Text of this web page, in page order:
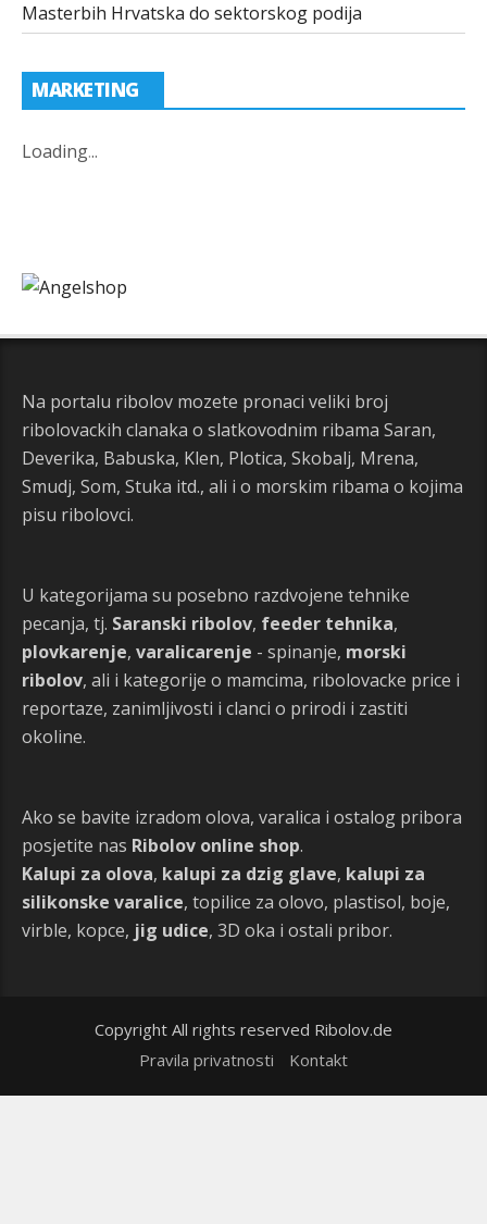
Masterbih Hrvatska do sektorskog podija
MARKETING
Loading...
Na portalu ribolov mozete pronaci veliki broj
ribolovackih clanaka o slatkovodnim ribama Saran,
Deverika, Babuska, Klen, Plotica, Skobalj, Mrena,
Smudj, Som, Stuka itd., ali i o morskim ribama o kojima
pisu ribolovci.
U kategorijama su posebno razdvojene tehnike
pecanja, tj. Saranski ribolov, feeder tehnika,
plovkarenje, varalicarenje - spinanje, morski
ribolov, ali i kategorije o mamcima, ribolovacke price i
reportaze, zanimljivosti i clanci o prirodi i zastiti
okoline.
Ako se bavite izradom olova, varalica i ostalog pribora
posjetite nas Ribolov online shop.
Kalupi za olova, kalupi za dzig glave, kalupi za
silikonske varalice, topilice za olovo, plastisol, boje,
virble, kopce, jig udice, 3D oka i ostali pribor.
Copyright All rights reserved Ribolov.de
Pravila privatnosti
Kontakt